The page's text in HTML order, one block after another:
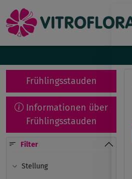
Frühlingsstauden
Informationen über
Frühlingsstauden
Filter
Stellung